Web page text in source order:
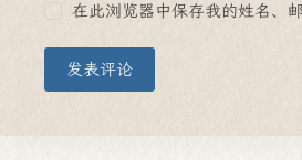
在此浏览器中保存我的姓名、
发表评论